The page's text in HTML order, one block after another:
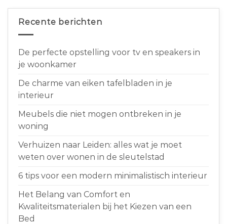
Recente berichten
De perfecte opstelling voor tv en speakers in
je woonkamer
De charme van eiken tafelbladen in je
interieur
Meubels die niet mogen ontbreken in je
woning
Verhuizen naar Leiden: alles wat je moet
weten over wonen in de sleutelstad
6 tips voor een modern minimalistisch interieur
Het Belang van Comfort en
Kwaliteitsmaterialen bij het Kiezen van een
Bed